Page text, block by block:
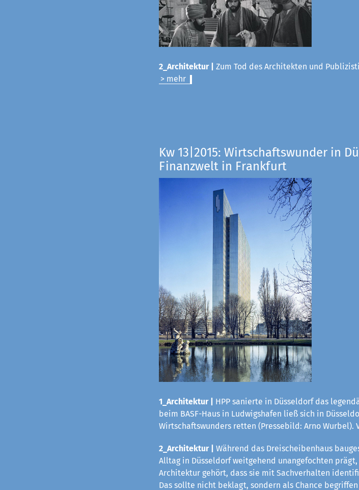
2_Architektur |
Zum Tod des Architekten und
> mehr
Kw 13|2015: Wirtschaftswunder in
Finanzwelt in Frankfurt
1_Architektur |
HPP sanierte in Düsseldorf das
beim BASF-Haus in Ludwigshafen ließ sich in
Wirtschaftswunders retten (Pressebild: Arno Wurbel).
2_Architektur |
Während das Dreischeibenhaus
Alltag in Düsseldorf weitgehend unangefochten
Architektur gehört, dass sie mit Sachverhalten
Das sollte nicht beklagt, sondern als Chance